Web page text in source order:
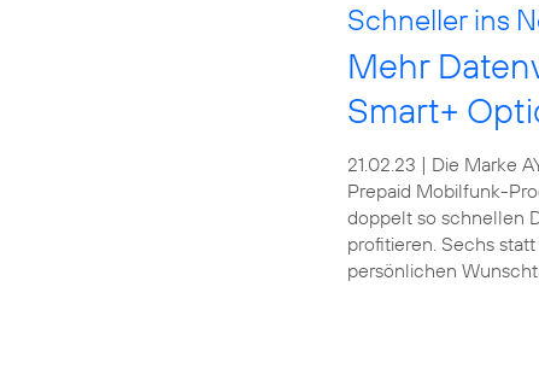
Schneller ins
Mehr
Smart+
21.02.23 | Die Marke
Prepaid Mobilfunk-
doppelt so schnellen
profitieren. Sechs
persönlichen